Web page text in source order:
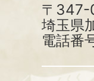
〒347-
埼玉県
電話番